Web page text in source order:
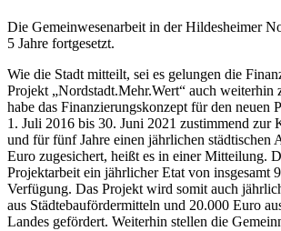
Die Gemeinwesenarbeit in der Hildesheimer
5 Jahre fortgesetzt.
Wie die Stadt mitteilt, sei es gelungen die
Projekt „Nordstadt.Mehr.Wert“ auch weiterhin
habe das Finanzierungskonzept für den neuen
1. Juli 2016 bis 30. Juni 2021 zustimmend zur
und für fünf Jahre einen jährlichen städtischen
Euro zugesichert, heißt es in einer Mitteilung.
Projektarbeit ein jährlicher Etat von insgesamt
Verfügung. Das Projekt wird somit auch
aus Städtebaufördermitteln und 20.000 Euro
Landes gefördert. Weiterhin stellen die